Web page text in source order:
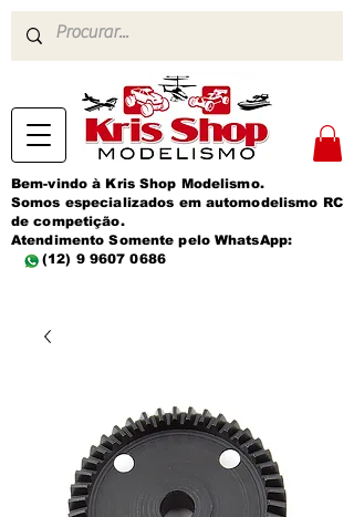
Bem-vindo à Kris Shop Modelismo.
Somos especializados em automodelismo RC
de competição.
Atendimento Somente pelo WhatsApp:
(12) 9 9607 0686